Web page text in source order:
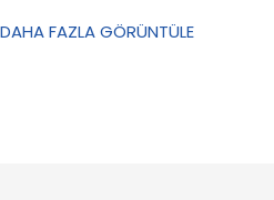
DAHA FAZLA GÖRÜNTÜLE